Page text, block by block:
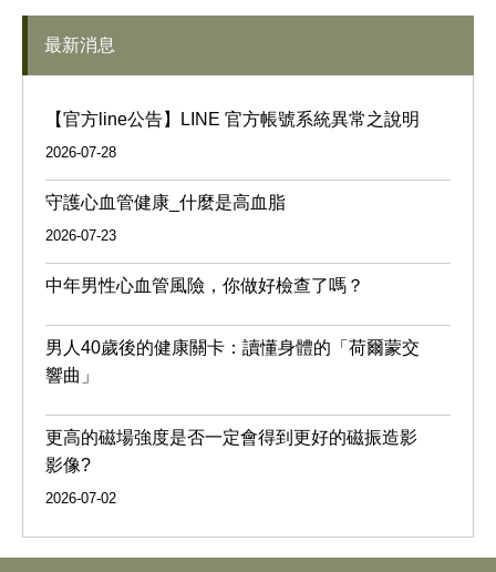
最新消息
【官方line公告】LINE 官方帳號系統異常之說明
2026-07-28
守護心血管健康_什麼是高血脂
2026-07-23
中年男性心血管風險，你做好檢查了嗎？
男人40歲後的健康關卡：讀懂身體的「荷爾蒙交
響曲」
更高的磁場強度是否一定會得到更好的磁振造影
影像?
2026-07-02